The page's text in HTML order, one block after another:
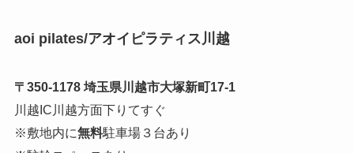
aoi pilates/アオイピラティス川越
〒350-1178 埼玉県川越市大塚新町17-1
川越IC川越方面下りてすぐ
※敷地内に無料駐車場３台あり